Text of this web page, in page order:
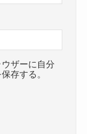
ザーに自分
存する。